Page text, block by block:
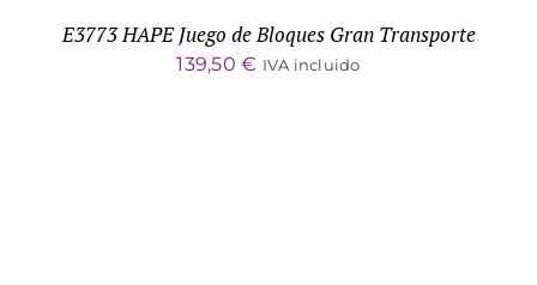
E3773 HAPE Juego de Bloques Gran Transporte
139,50€ IVA incluido